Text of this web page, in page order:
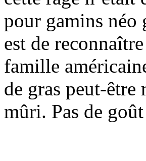
pour gamins néo
est de
famille
de gras peut-
mûri. Pas de